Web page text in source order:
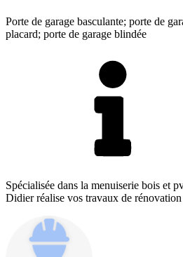
Porte de garage basculante; porte de
placard; porte de garage blindée
Spécialisée dans la menuiserie bois et
Didier réalise vos travaux de